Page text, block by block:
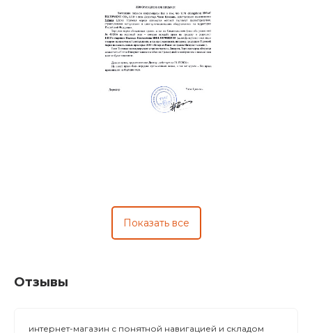
Показать все
Отзывы
интернет-магазин с понятной навигацией и складом